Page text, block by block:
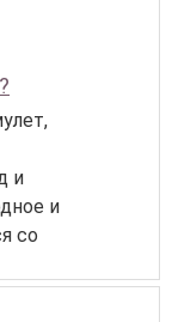
и
и
со